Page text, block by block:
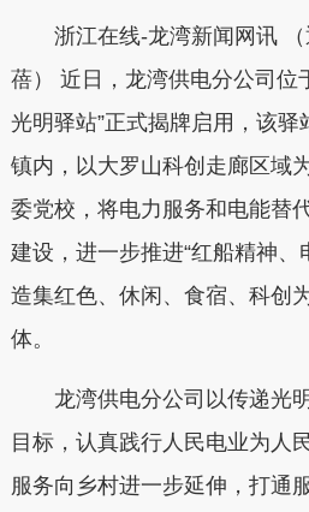
浙江在线-龙湾新闻网讯
蓓） 近日，龙湾供电分公司位
光明驿站”正式揭牌启用，该
镇内，以大罗山科创走廊区域
委党校，将电力服务和电能替
建设，进一步推进“红船精神、
造集红色、休闲、食宿、科创
体。
龙湾供电分公司以传递光
目标，认真践行人民电业为人
服务向乡村进一步延伸，打通